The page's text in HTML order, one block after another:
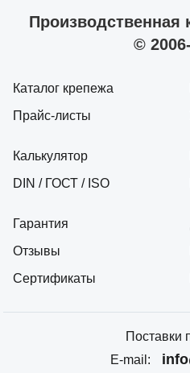
Производственная
©
Каталог крепежа
Прайс-листы
Калькулятор
DIN / ГОСТ / ISO
Гарантия
Отзывы
Сертификаты
Поставки
E-mail: